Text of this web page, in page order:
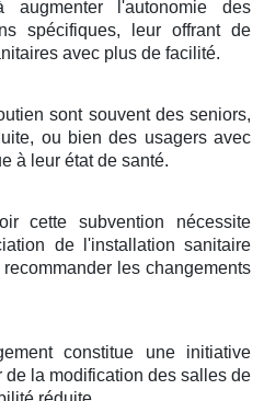
augmenter l'autonomie des
spécifiques, leur offrant de
avec plus de facilité.
sont souvent des seniors,
ou bien des usagers avec
à leur état de santé.
cette subvention nécessite
de l'installation sanitaire
les changements
constitue une initiative
la modification des salles de